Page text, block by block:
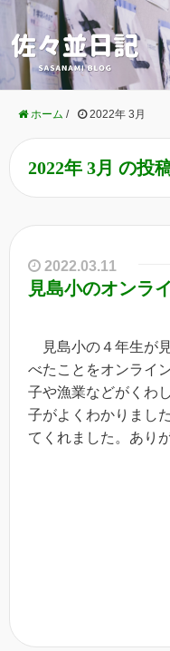
ホーム / 2022年 3月
2022年 3月 の投
2022.03.11
見島小のオンラ
見島小の４年生が
べたことをオンライ
子や漁業などがくわ
子がよくわかりまし
てくれました。あり